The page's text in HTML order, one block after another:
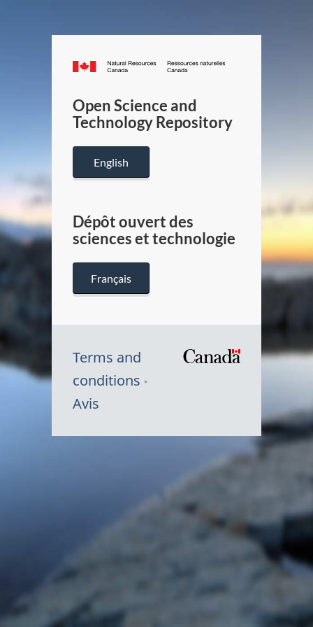
Canada.ca
/
Canada
Open Science and
Technology Repository
English
Dépôt ouvert des
sciences et technologie
Français
Terms and
conditions
Avis
du